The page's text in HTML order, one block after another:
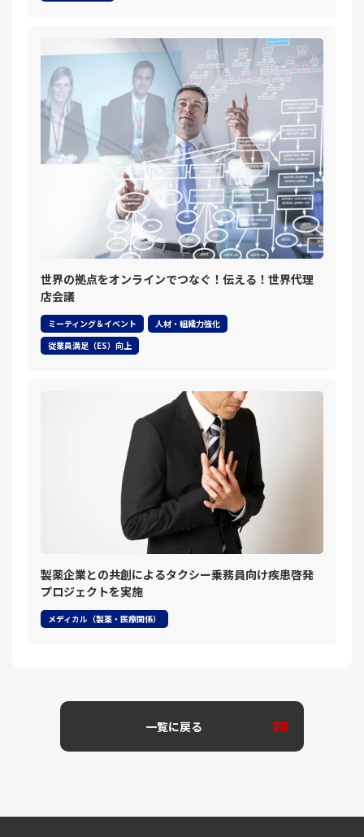
世界の拠点をオンラインでつなぐ！伝える！世界代理
店会議
ミーティング＆イベント
人材・組織力強化
従業員満足（ES）向上
製薬企業との共創によるタクシー乗務員向け疾患啓発
プロジェクトを実施
メディカル（製薬・医療関係）
一覧に戻る